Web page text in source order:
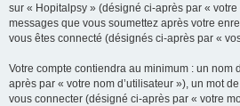
sur « Hopitalpsy » (désigné ci-après par «
messages que vous soumettez après votre
vous êtes connecté (désignés ci-après par «
Votre compte contiendra au minimum : un nom
après par « votre nom d’utilisateur »), un mot
vous connecter (désigné ci-après par « votre